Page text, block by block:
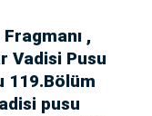
,
Vadisi Pusu
119.Bölüm
pusu